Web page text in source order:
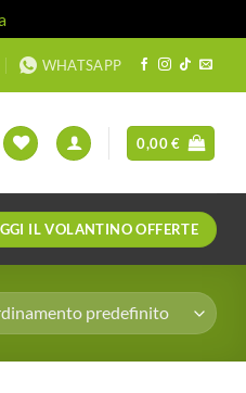
WHATSAPP
0,00€
IL VOLANTINO OFFERTE